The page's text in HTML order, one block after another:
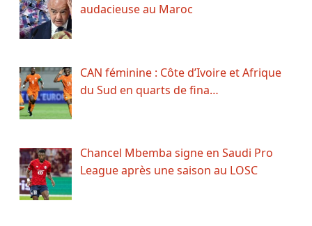
audacieuse au Maroc
CAN féminine : Côte d’Ivoire et Afrique
du Sud en quarts de fina…
Chancel Mbemba signe en Saudi Pro
League après une saison au LOSC